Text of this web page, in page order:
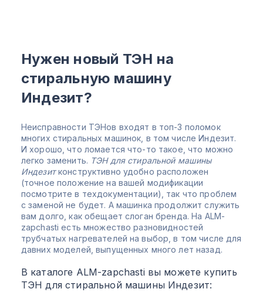
Нужен новый ТЭН на
стиральную машину
Индезит?
Неисправности ТЭНов входят в топ-3 поломок
многих стиральных машинок, в том числе Индезит.
И хорошо, что ломается что-то такое, что можно
легко заменить. ТЭН для стиральной машины
Индезитконструктивно удобно расположен
(точное положение на вашей модификации
посмотрите в техдокументации), так что проблем
с заменой не будет. А машинка продолжит служить
вам долго, как обещает слоган бренда. На ALM-
zapchasti есть множество разновидностей
трубчатых нагревателей на выбор, в том числе для
давних моделей, выпущенных много лет назад.
В каталоге ALM-zapchasti вы можете купить
ТЭН для стиральной машины Индезит: